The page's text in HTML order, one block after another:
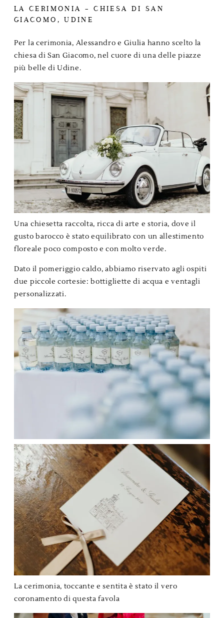
LA CERIMONIA – CHIESA DI SAN
GIACOMO, UDINE
Per la cerimonia, Alessandro e Giulia hanno scelto la
chiesa di San Giacomo, nel cuore di una delle piazze
più belle di Udine.
Una chiesetta raccolta, ricca di arte e storia, dove il
gusto barocco è stato equilibrato con un allestimento
floreale poco composto e con molto verde.
Dato il pomeriggio caldo, abbiamo riservato agli ospiti
due piccole cortesie: bottigliette di acqua e ventagli
personalizzati.
La cerimonia, toccante e sentita è stato il vero
coronamento di questa favola